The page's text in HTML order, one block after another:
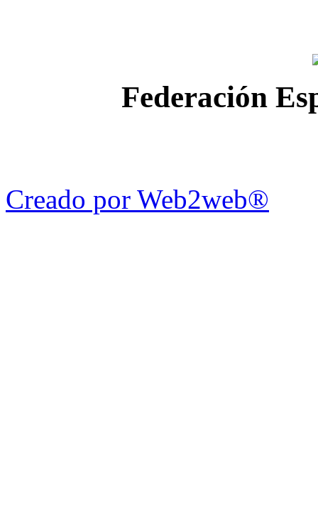
Federación
Creado por Web2web®